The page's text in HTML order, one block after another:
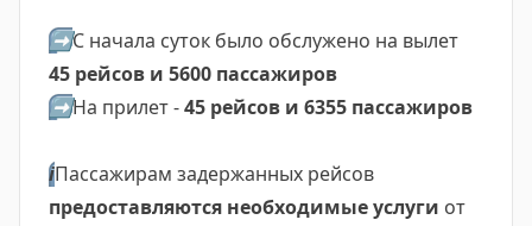
➡️С начала суток было обслужено на вылет
45 рейсов и 5600 пассажиров
➡️На прилет -45 рейсов и 6355 пассажиров
ℹ️Пассажирам задержанных рейсов
предоставляются необходимые услуги от